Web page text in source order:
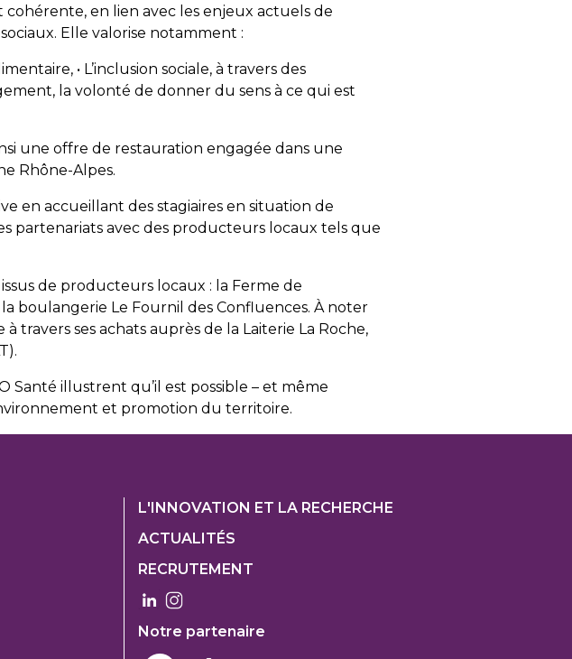
en lien avec les enjeux actuels de
Elle valorise notamment :
• L’inclusion sociale, à travers des
la volonté de donner du sens à ce qui est
une offre de restauration engagée dans une
Rhône-Alpes.
en accueillant des stagiaires en situation de
partenariats avec des producteurs locaux tels que
de producteurs locaux : la Ferme de
boulangerie Le Fournil des Confluences. À noter
ses achats auprès de la Laiterie La Roche,
Santé illustrent qu’il est possible – et même
et promotion du territoire.
Footer
1
Col
3
L'INNOVATION ET LA RECHERCHE
ACTUALITÉS
RECRUTEMENT
Notre partenaire